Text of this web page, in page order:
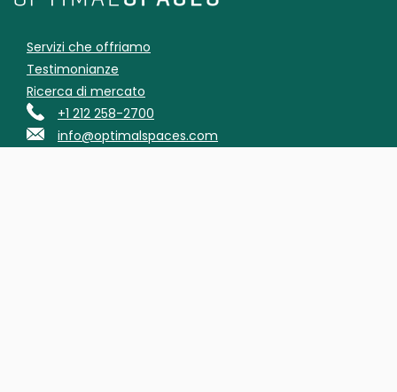
Servizi che offriamo
Testimonianze
Ricerca di mercato
+1 212 258-2700
info@optimalspaces.com